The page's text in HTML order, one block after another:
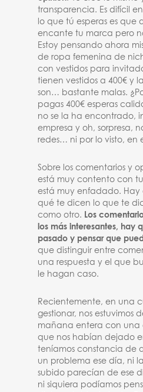
transparencia. Es difícil
lo que tú esperas es que
encante tu marca pero
Estoy pensando ahora
de ropa femenina de
con vestidos para
tienen vestidos a 400€ y
son… bastante malas.
pagas 400€ esperas
no se la ha encontrado,
empresa y oh, sorpresa,
redes… ni por lo visto, en
Sobre los comentarios y
está muy contento con
está muy enfadado.
qué te dicen lo que te
como otro. Los
los más interesantes, hay
pasado y pensar que
que distinguir entre
una respuesta y el que
le hagan caso.
Recientemente, en una
gestionar, nos estuvimos
mañana entera con una
que nos habían dejado
teníamos constancia de
un problema ese día, ni
subido parecían de ese
ni siquiera podíamos